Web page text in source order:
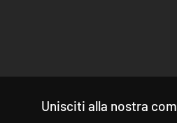
Unisciti alla nostra